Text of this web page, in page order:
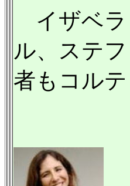
イザベラ
ル、ステ
者もコル